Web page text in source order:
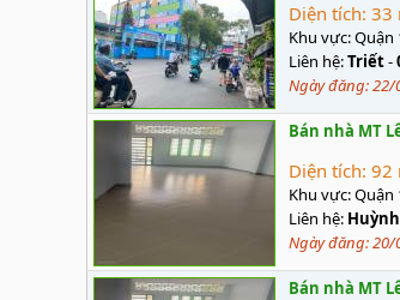
Diện tích: 33
Khu vực:Quận
Liên hệ:Triết-
Ngày đăng:22/
Bán nhà MT
Diện tích: 92
Khu vực:Quận
Liên hệ:
Ngày đăng:20/
Bán nhà MT